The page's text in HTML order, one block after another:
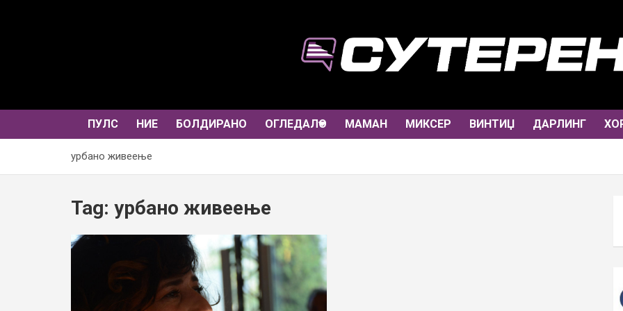
ПУЛС НИЕ БОЛДИРАНО ОГЛЕДАЛО МАМАН МИКСЕР ВИНТИЏ ДАРЛИНГ
урбано живеење
Tag: урбано живеење